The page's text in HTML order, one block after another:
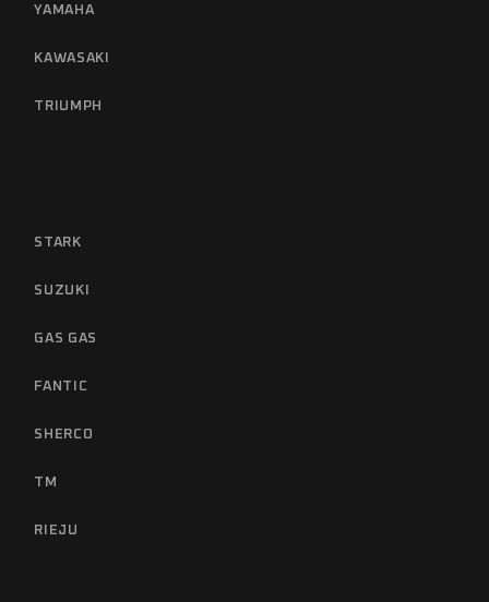
YAMAHA
KAWASAKI
TRIUMPH
STARK
SUZUKI
GAS GAS
FANTIC
SHERCO
TM
RIEJU